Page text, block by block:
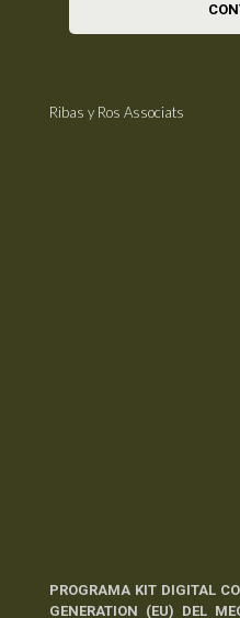
Ribas y Ros Associats
PROGRAMA KIT DIGITAL
GENERATION (EU) DEL